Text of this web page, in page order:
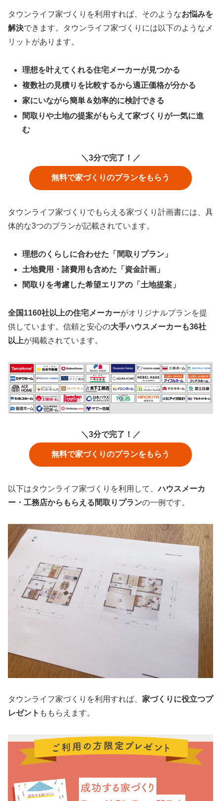
タウンライフ家づくりを利用すれば、そのようなお悩みを
解決できます。タウンライフ家づくりには以下のようなメ
リットがあります。
理想を叶えてくれる住宅メーカーが見つかる
複数社の見積りを比較するから適正価格が分かる
家にいながら簡単＆効率的に検討できる
間取りや土地の提案がもらえて家づくりが一気に進
む
＼3分で完了！／
無料で家づくりのプランをもらう
タウンライフ家づくりでもらえる家づくり計画書には、具
体的な3つのプランが記載されています。
理想のくらしに合わせた「間取りプラン」
土地費用・諸費用も含めた「資金計画」
間取りを考慮した希望エリアの「土地提案」
全国1160社以上の住宅メーカーがオリジナルプランを提
供しています。信頼と安心の大手ハウスメーカーも36社
以上が掲載されています。
＼3分で完了！／
無料で家づくりのプランをもらう
以下はタウンライフ家づくりを利用して、ハウスメーカ
ー・工務店からもらえる間取りプランの一例です。
タウンライフ家づくりを利用すれば、 家づくりに役立つプ
レゼント ももらえます。